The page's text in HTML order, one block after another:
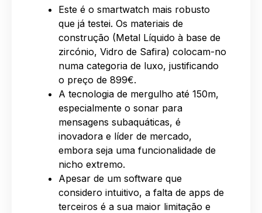
Este é o smartwatch mais robusto
que já testei. Os materiais de
construção (Metal Líquido à base de
zircónio, Vidro de Safira) colocam-no
numa categoria de luxo, justificando
o preço de 899€.
A tecnologia de mergulho até 150m,
especialmente o sonar para
mensagens subaquáticas, é
inovadora e líder de mercado,
embora seja uma funcionalidade de
nicho extremo.
Apesar de um software que
considero intuitivo, a falta de apps de
terceiros é a sua maior limitação e